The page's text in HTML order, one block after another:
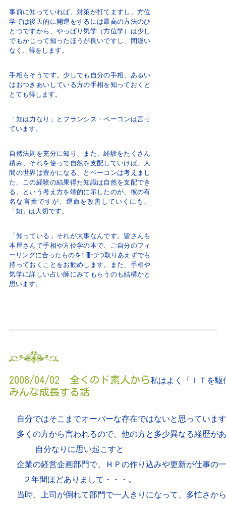
事前に知っていれば、対策が打てますし、方位
学では後天的に開運をするには最高の方法のひ
とつですから、やっぱり気学（方位学）は少し
でもかじって知ったほうが良いですし、間違い
なく、得をします。
手相もそうです。少しでも自分の手相、あるい
はおつきあいしている方の手相を知っておくと
とても得します。
「知は力なり」とフランシス・ベーコンは言っ
ています。
自然法則を充分に知り、また、経験をたくさん
積み、それを使って自然を支配していけば、人
間の世界は豊かになる、とベーコンは考えまし
た。この経験の結果得た知識は自然を支配でき
る、という考え方を端的に示したのが、彼の有
名な言葉ですが、運命を改善していくにも、
「知」は大切です。
「知っている」それが大事なんです。皆さんも
本屋さんで手相や方位学の本で、ご自分のフィ
ーリングに合ったものを1冊づつ取りあえずでも
持っておくことをお勧めします。また、手相や
気学に詳しい占い師にみてもらうのも結構かと
思います。
2008/04/02 全くのド素人から
みんな成長する話
私はよく「ＩＴを
自分ではそこまでオーバーな存在ではないと思っていま
多くの方から言われるので、他の方と多少異なる経歴が
自分なりに思い起こすと
企業の経営企画部門で、ＨＰの作り込みや更新が仕事の
２年間ほどありまして・・・。
当時、上司が倒れて部門で一人きりになって、多忙さか